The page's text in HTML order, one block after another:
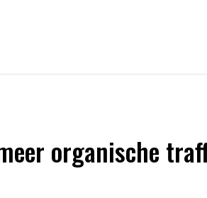
organische